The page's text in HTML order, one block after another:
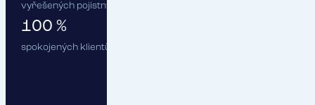
vyřešených pojistných událostí ročně
100 %
spokojených klientů :)